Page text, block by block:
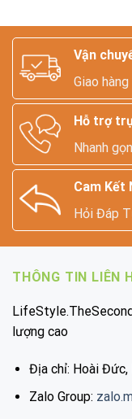
Vận
Giao
Hỗ trợ
Nhanh
Cam Kết
Hỏi Đáp
THÔNG TIN LIÊN
lượng cao
Địa chỉ: Hoài Đức,
Zalo Group: